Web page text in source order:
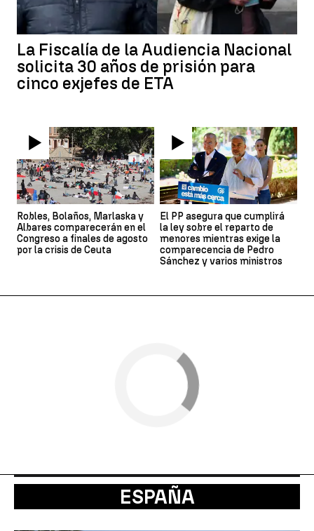
La Fiscalía de la Audiencia Nacional
solicita 30 años de prisión para
cinco exjefes de ETA
Robles, Bolaños, Marlaska y
Albares comparecerán en el
Congreso a finales de agosto
por la crisis de Ceuta
El PP asegura que cumplirá
la ley sobre el reparto de
menores mientras exige la
comparecencia de Pedro
Sánchez y varios ministros
ESPAÑA